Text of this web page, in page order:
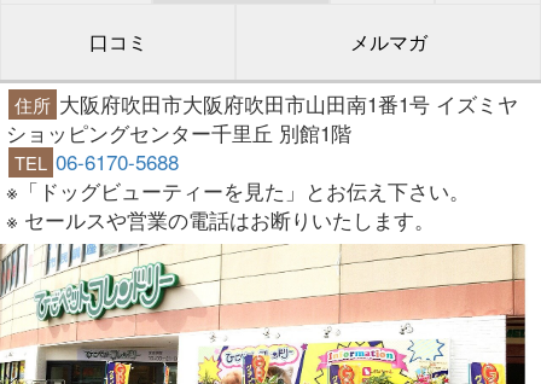
口コミ メルマガ
住所 大阪府吹田市大阪府吹田市山田南1番1号 イズミヤ
ショッピングセンター千里丘 別館1階
TEL 06-6170-5688
※「ドッグビューティーを見た」とお伝え下さい。
※ セールスや営業の電話はお断りいたします。